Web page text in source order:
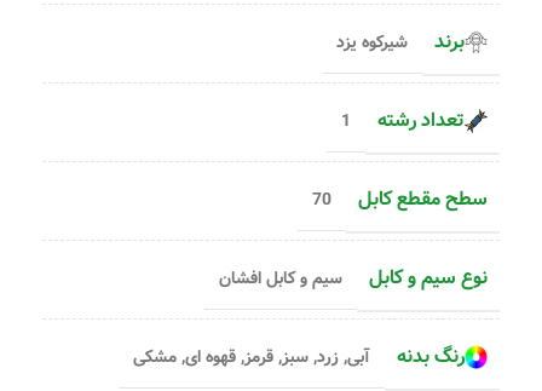
برند شیرکوه یزد
تعداد رشته 1
سطح مقطع کابل 70
نوع سیم و کابل سیم و کابل افشان
رنگ بدنه آبی,زرد,سبز,قرمز,قهوه ای,مشکی